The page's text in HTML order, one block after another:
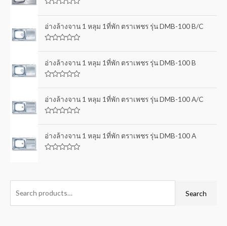
t
e
d
t
o
f
อ่างล้างจาน 1 หลุม 1ที่พัก ตราเพชร รุ่น DMB-100 B/C
t
e
d
t
o
f
อ่างล้างจาน 1 หลุม 1ที่พัก ตราเพชร รุ่น DMB-100 B
t
e
d
t
o
f
อ่างล้างจาน 1 หลุม 1ที่พัก ตราเพชร รุ่น DMB-100 A/C
t
e
d
o
5
อ่างล้างจาน 1 หลุม 1ที่พัก ตราเพชร รุ่น DMB-100 A
d
o
Search